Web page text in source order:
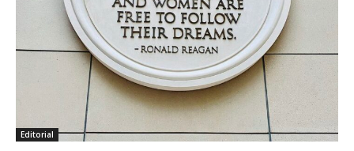
Editorial